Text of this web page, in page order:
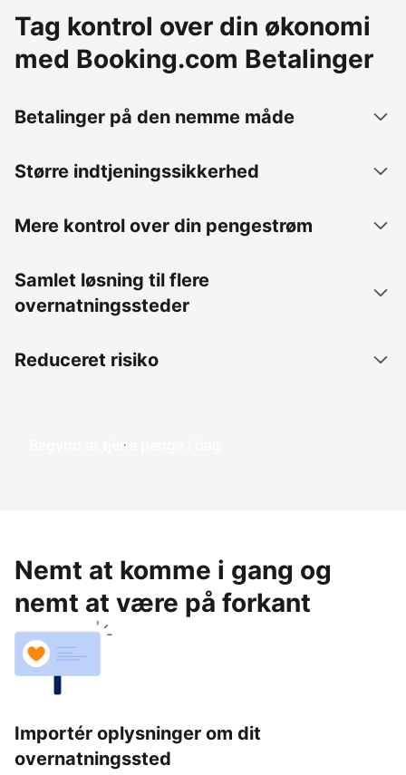
Tag kontrol over din økonomi
med Booking.com Betalinger
Betalinger på den nemme måde
Større indtjeningssikkerhed
Mere kontrol over din pengestrøm
Samlet løsning til flere
overnatningssteder
Reduceret risiko
Begynd at tjene penge i dag
Nemt at komme i gang og
nemt at være på forkant
Importér oplysninger om dit
overnatningssted